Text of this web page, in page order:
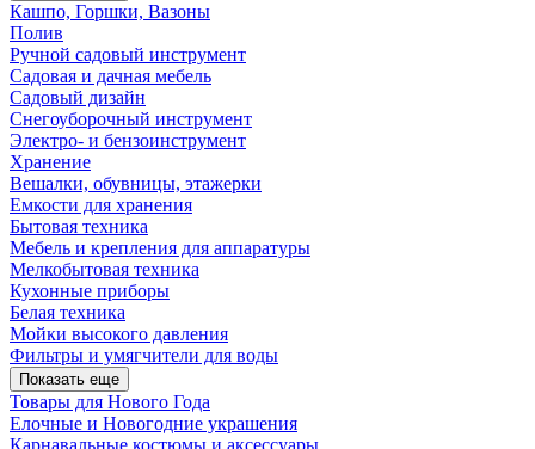
Кашпо, Горшки, Вазоны
Полив
Ручной садовый инструмент
Садовая и дачная мебель
Садовый дизайн
Снегоуборочный инструмент
Электро- и бензоинструмент
Хранение
Вешалки, обувницы, этажерки
Емкости для хранения
Бытовая техника
Мебель и крепления для аппаратуры
Мелкобытовая техника
Кухонные приборы
Белая техника
Мойки высокого давления
Фильтры и умягчители для воды
Показать еще
Товары для Нового Года
Елочные и Новогодние украшения
Карнавальные костюмы и аксессуары